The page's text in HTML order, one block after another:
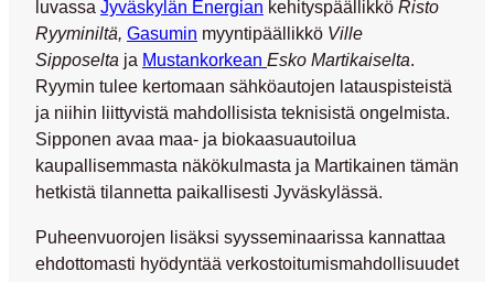
luvassa Jyväskylän Energian kehityspäällikkö Risto
Ryyminiltä, Gasumin myyntipäällikkö Ville
Sipposelta ja Mustankorkean Esko Martikaiselta.
Ryymin tulee kertomaan sähköautojen latauspisteistä
ja niihin liittyvistä mahdollisista teknisistä ongelmista.
Sipponen avaa maa- ja biokaasuautoilua
kaupallisemmasta näkökulmasta ja Martikainen tämän
hetkistä tilannetta paikallisesti Jyväskylässä.
Puheenvuorojen lisäksi syysseminaarissa kannattaa
ehdottomasti hyödyntää verkostoitumismahdollisuudet